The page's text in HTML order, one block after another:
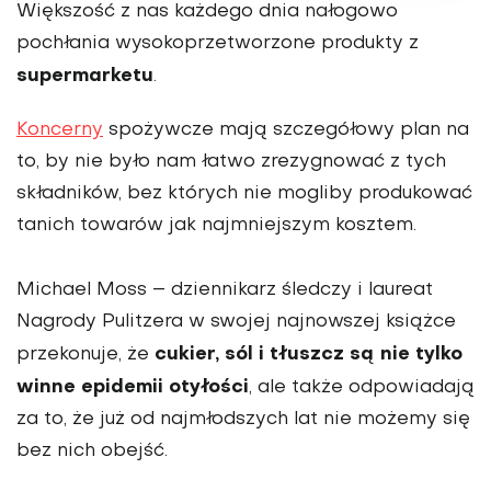
Większość z nas każdego dnia nałogowo
pochłania wysokoprzetworzone produkty z
supermarketu.
Koncerny spożywcze mają szczegółowy plan na
to, by nie było nam łatwo zrezygnować z tych
składników, bez których nie mogliby produkować
tanich towarów jak najmniejszym kosztem.
Michael Moss – dziennikarz śledczy i laureat
Nagrody Pulitzera w swojej najnowszej książce
przekonuje, że cukier, sól i tłuszcz są nie tylko
winne epidemii otyłości, ale także odpowiadają
za to, że już od najmłodszych lat nie możemy się
bez nich obejść.